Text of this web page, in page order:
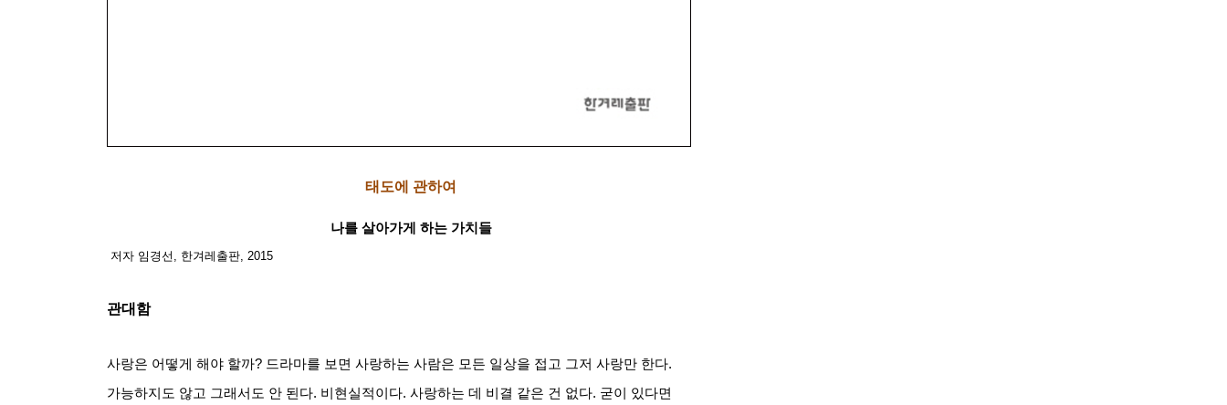
태도에 관하여
나를 살아가게 하는 가치들
저자 임경선 한겨레출판 , 2015
관대함
사랑은 어떻게 해야 할까? 드라마를 보면 사랑하는 사람은 모든 일상을 접고 그저 사랑만 한다.
가능하지도 않고 그래서도 안 된다. 비현실적이다. 사랑하는 데 비결 같은 건 없다. 굳이 있다면